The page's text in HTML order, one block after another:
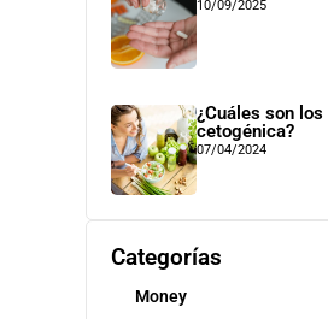
10/09/2025
¿Cuáles son
cetogénica?
07/04/2024
Categorías
Money